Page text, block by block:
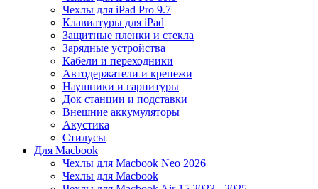
Чехлы для iPad Pro 9.7
Клавиатуры для iPad
Защитные пленки и стекла
Зарядные устройства
Кабели и переходники
Автодержатели и крепежи
Наушники и гарнитуры
Док станции и подставки
Внешние аккумуляторы
Акустика
Стилусы
Для Macbook
Чехлы для Macbook Neo 2026
Чехлы для Macbook